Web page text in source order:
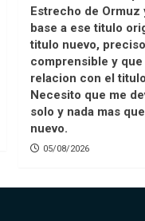
Estrecho de Ormuz
base a ese titulo
titulo nuevo,
comprensible y
relacion con el
Necesito que me
solo y nada mas
nuevo.
05/08/2026